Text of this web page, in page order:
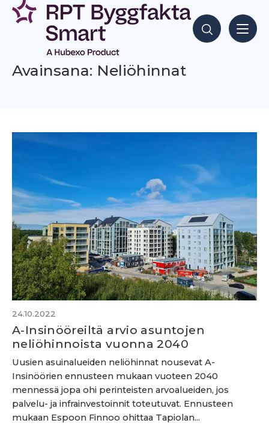
Siirry
sisältöön
Hae sisältöjä
Avainsana: Neliöhinnat
24.10.2022
A-Insinööreiltä arvio asuntojen
neliöhinnoista vuonna 2040
Uusien asuinalueiden neliöhinnat nousevat A-
Insinöörien ennusteen mukaan vuoteen 2040
mennessä jopa ohi perinteisten arvoalueiden, jos
palvelu- ja infrainvestoinnit toteutuvat. Ennusteen
mukaan Espoon Finnoo ohittaa Tapiolan...